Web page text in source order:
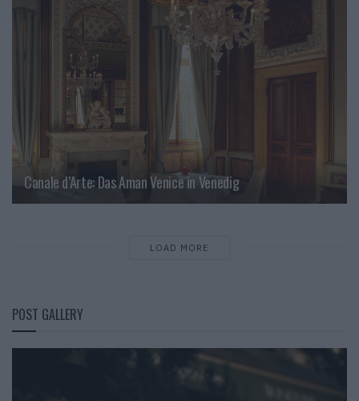
Canale d’Arte: Das Aman Venice in Venedig
LOAD MORE
POST GALLERY